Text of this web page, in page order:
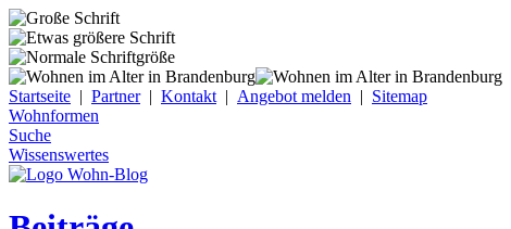
Startseite | Partner| Kontakt | Angebot melden | Sitemap
Wohnformen
Suche
Wissenswertes